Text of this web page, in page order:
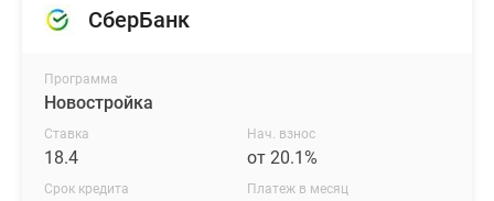
СберБанк
Программа
Новостройка
Ставка
18.4
Нач. взнос
от 20.1%
Срок кредита Платеж в месяц